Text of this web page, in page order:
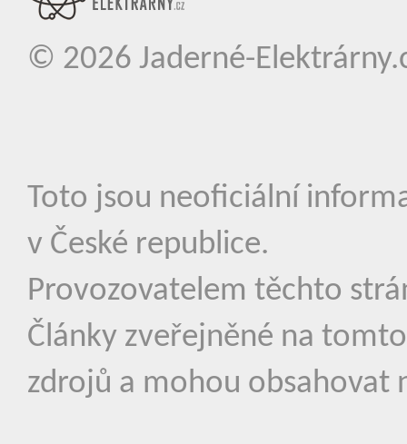
© 2026 Jaderné-
Toto jsou neoficiální
v České republice.
Provozovatelem těchto
Články zveřejněné na
zdrojů a mohou obsahovat